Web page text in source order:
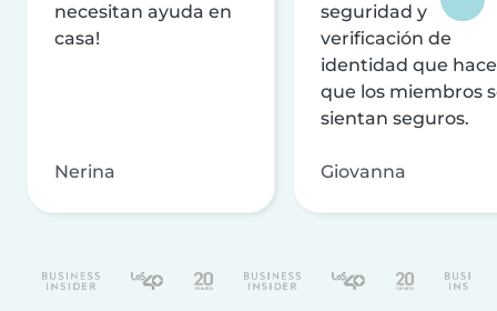
necesitan ayuda en
casa!
Nerina
seguridad y
verificación de
identidad que
que los miembros
sientan seguros.
Giovanna